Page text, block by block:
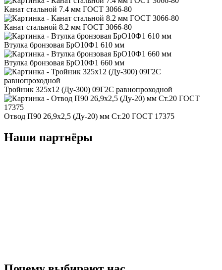
Канат стальной 7.4 мм ГОСТ 3066-80
Канат стальной 8.2 мм ГОСТ 3066-80
Втулка бронзовая БрО10Ф1 610 мм
Втулка бронзовая БрО10Ф1 660 мм
Тройник 325x12 (Ду-300) 09Г2С равнопроходной
Отвод П90 26,9x2,5 (Ду-20) мм Ст.20 ГОСТ 17375
Наши партнёры